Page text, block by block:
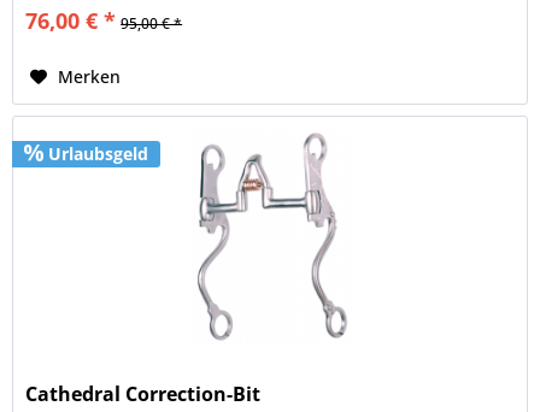
76,00 € * 95,00 € *
Merken
Urlaubsgeld
Cathedral Correction-Bit